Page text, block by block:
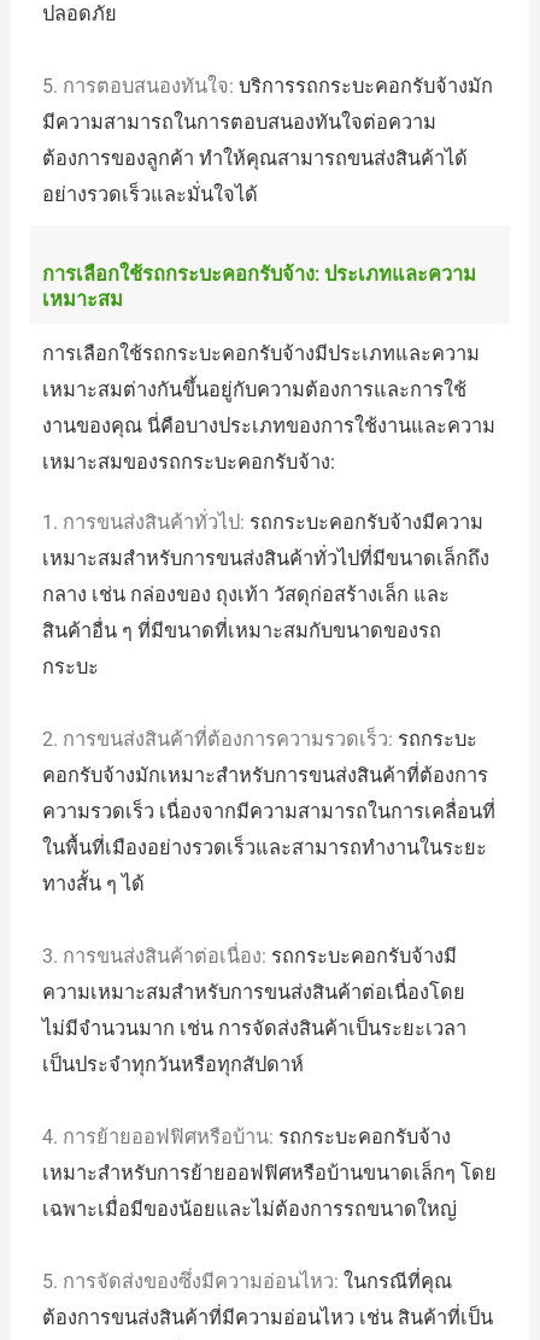
ปลอดภัย
5. การตอบสนองทันใจ:บริการรถกระบะคอกรับจ้างมัก
มีความสามารถในการตอบสนองทันใจต่อความ
ต้องการของลูกค้า ทำให้คุณสามารถขนส่งสินค้าได้
อย่างรวดเร็วและมั่นใจได้
การเลือกใช้รถกระบะคอกรับจ้าง: ประเภทและความ
เหมาะสม
การเลือกใช้รถกระบะคอกรับจ้างมีประเภทและความ
เหมาะสมต่างกันขึ้นอยู่กับความต้องการและการใช้
งานของคุณ นี่คือบางประเภทของการใช้งานและความ
เหมาะสมของรถกระบะคอกรับจ้าง:
1. การขนส่งสินค้าทั่วไป: รถกระบะคอกรับจ้างมีความ
เหมาะสมสำหรับการขนส่งสินค้าทั่วไปที่มีขนาดเล็กถึง
กลาง เช่น กล่องของ ถุงเท้า วัสดุก่อสร้างเล็ก และ
สินค้าอื่น ๆ ที่มีขนาดที่เหมาะสมกับขนาดของรถ
กระบะ
2. การขนส่งสินค้าที่ต้องการความรวดเร็ว: รถกระบะ
คอกรับจ้างมักเหมาะสำหรับการขนส่งสินค้าที่ต้องการ
ความรวดเร็ว เนื่องจากมีความสามารถในการเคลื่อนที่
ในพื้นที่เมืองอย่างรวดเร็วและสามารถทำงานในระยะ
ทางสั้น ๆ ได้
3. การขนส่งสินค้าต่อเนื่อง: รถกระบะคอกรับจ้างมี
ความเหมาะสมสำหรับการขนส่งสินค้าต่อเนื่องโดย
ไม่มีจำนวนมาก เช่น การจัดส่งสินค้าเป็นระยะเวลา
เป็นประจำทุกวันหรือทุกสัปดาห์
4. การย้ายออฟฟิศหรือบ้าน: รถกระบะคอกรับจ้าง
เหมาะสำหรับการย้ายออฟฟิศหรือบ้านขนาดเล็กๆ โดย
เฉพาะเมื่อมีของน้อยและไม่ต้องการรถขนาดใหญ่
5. การจัดส่งของซึ่งมีความอ่อนไหว:ในกรณีที่คุณ
ต้องการขนส่งสินค้าที่มีความอ่อนไหว เช่น สินค้าที่เป็น